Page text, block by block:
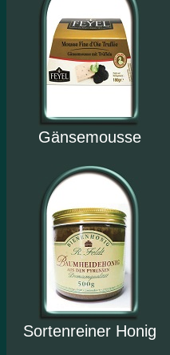
Gänsemousse
Sortenreiner Honig